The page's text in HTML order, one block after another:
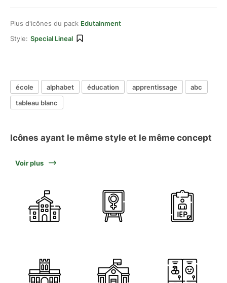
Plus d'icônes du pack Edutainment
Style: Special Lineal
école alphabet éducation apprentissage
abc
tableau blanc
Icônes ayant le même style et le même concept
Voir plus